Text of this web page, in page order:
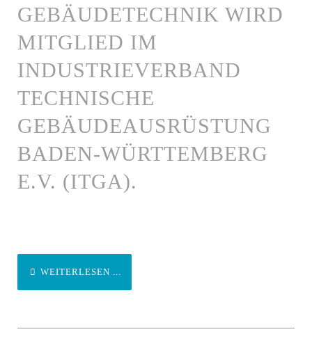
GEBÄUDETECHNIK WIRD
MITGLIED IM
INDUSTRIEVERBAND
TECHNISCHE
GEBÄUDEAUSRÜSTUNG
BADEN-WÜRTTEMBERG
E.V. (ITGA).
WEITERLESEN ...